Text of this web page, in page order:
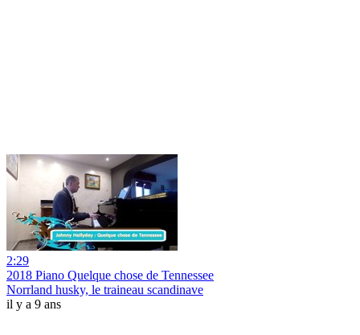
2:29
2018 Piano Quelque chose de Tennessee
Norrland husky, le traineau scandinave
il y a 9 ans